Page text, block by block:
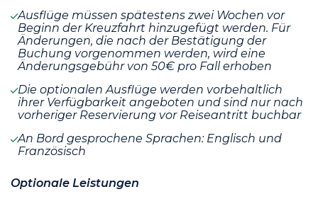
Ausflüge müssen spätestens zwei Wochen vor
Beginn der Kreuzfahrt hinzugefügt werden. Für
Änderungen, die nach der Bestätigung der
Buchung vorgenommen werden, wird eine
Änderungsgebühr von 50€ pro Fall erhoben
Die optionalen Ausflüge werden vorbehaltlich
ihrer Verfügbarkeit angeboten und sind nur nach
vorheriger Reservierung vor Reiseantritt buchbar
An Bord gesprochene Sprachen: Englisch und
Französisch
Optionale Leistungen